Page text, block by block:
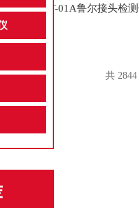
LCCT-01A鲁尔接头检
共